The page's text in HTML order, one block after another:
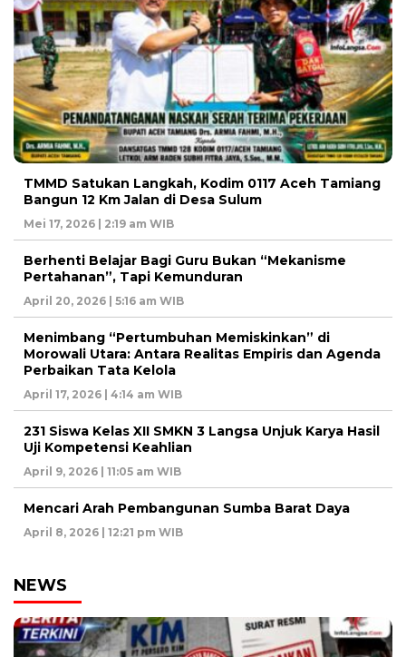
TMMD Satukan Langkah, Kodim 0117 Aceh Tamiang
Bangun 12 Km Jalan di Desa Sulum
Mei 17, 2026 | 2:19 am WIB
Berhenti Belajar Bagi Guru Bukan “Mekanisme
Pertahanan”, Tapi Kemunduran
April 20, 2026 | 5:16 am WIB
Menimbang “Pertumbuhan Memiskinkan” di
Morowali Utara: Antara Realitas Empiris dan Agenda
Perbaikan Tata Kelola
April 17, 2026 | 4:14 am WIB
231 Siswa Kelas XII SMKN 3 Langsa Unjuk Karya Hasil
Uji Kompetensi Keahlian
April 9, 2026 | 11:05 am WIB
Mencari Arah Pembangunan Sumba Barat Daya
April 8, 2026 | 12:21 pm WIB
NEWS